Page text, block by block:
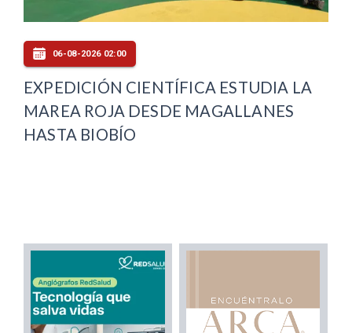
06-08-2026 02:00
EXPEDICIÓN CIENTÍFICA ESTUDIA LA
MAREA ROJA DESDE MAGALLANES
HASTA BIOBÍO